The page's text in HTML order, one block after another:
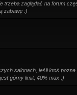
trzeba zaglądać na forum
zabawę :)
salonach, jeśli ktoś pozna
górny limit, 40% max ;)